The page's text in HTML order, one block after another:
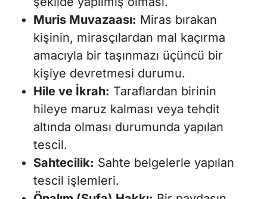
Muris Muvazaası: Miras bırakan
kişinin, mirasçılardan mal kaçırma
amacıyla bir taşınmazı üçüncü bir
kişiye devretmesi durumu.
Hile ve İkrah: Taraflardan birinin
hileye maruz kalması veya tehdit
altında olması durumunda yapılan
tescil.
Sahtecilik: Sahte belgelerle yapılan
tescil işlemleri.